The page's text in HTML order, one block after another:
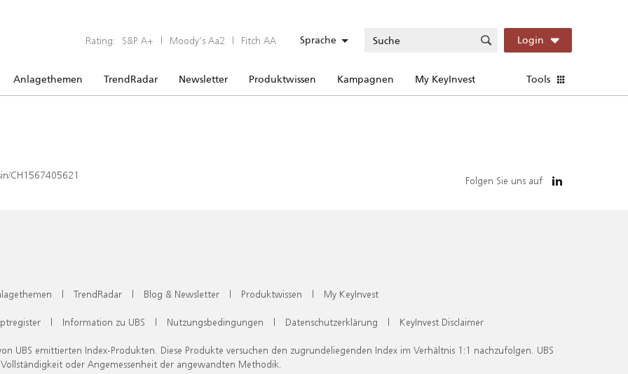
Rating: S&P A+ | Moody’s Aa2 | Fitch AA Sprache Login
Anlagethemen TrendRadar Newsletter Produktwissen Kampagnen My KeyInvest Tools
CH1567405621 Folgen Sie uns auf
| TrendRadar | Blog & Newsletter | Produktwissen | My KeyInvest
| Information zu UBS | Nutzungsbedingungen | Datenschutzerklärung | KeyInvest Disclaimer
UBS emittierten Index-Produkten. Diese Produkte versuchen den zugrundeliegenden Index im Verhältnis 1:1 nachzufolgen. UBS
oder Angemessenheit der angewandten Methodik.